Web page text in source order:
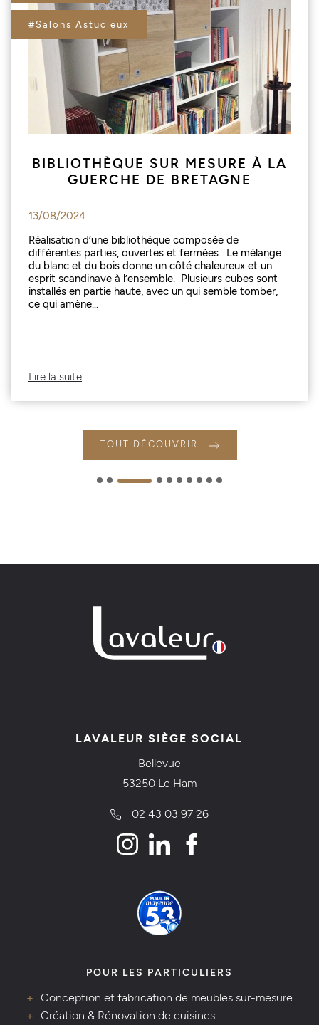
#Salons Astucieux
BIBLIOTHÈQUE SUR MESURE À LA
GUERCHE DE BRETAGNE
13/08/2024
Réalisation d’une bibliothèque composée de
différentes parties, ouvertes et fermées. Le mélange
du blanc et du bois donne un côté chaleureux et un
esprit scandinave à l’ensemble. Plusieurs cubes sont
installés en partie haute, avec un qui semble tomber,
ce qui amène...
Lire la suite
TOUT DÉCOUVRIR
LAVALEUR SIÈGE SOCIAL
Bellevue
53250 Le Ham
02 43 03 97 26
POUR LES PARTICULIERS
Conception et fabrication de meubles sur-mesure
Création & Rénovation de cuisines